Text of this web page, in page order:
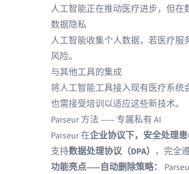
人工智能正在推动医疗进步，但在
数据隐私
人工智能收集个人数据，若医疗
风险。
与其他工具的集成
将人工智能工具接入现有医疗系
也需接受培训以适应这些新技术。
Parseur 方法 —— 专属私有 AI
Parseur 在企业协议下，安全处理
支持数据处理协议（DPA） ，完全
功能亮点——自动删除策略：